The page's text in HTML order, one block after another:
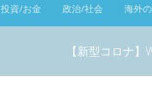
投資/お金 政治/社会 海外
【新型コロナ